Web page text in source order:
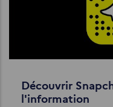
Découvrir
l'information